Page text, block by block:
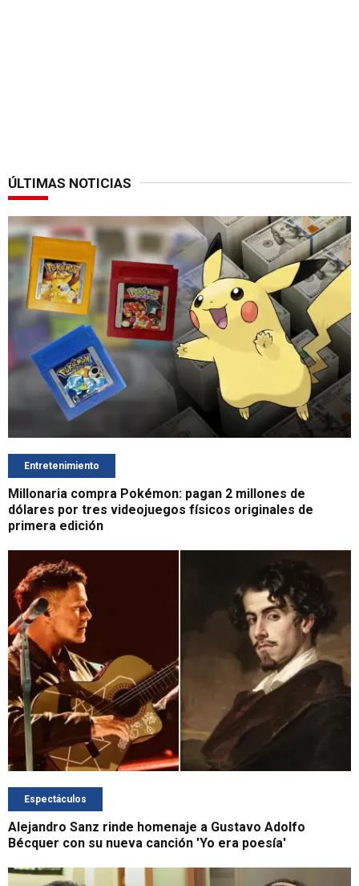
ÚLTIMAS NOTICIAS
Entretenimiento
Millonaria compra Pokémon: pagan 2 millones de
dólares por tres videojuegos físicos originales de
primera edición
Espectáculos
Alejandro Sanz rinde homenaje a Gustavo Adolfo
Bécquer con su nueva canción 'Yo era poesía'